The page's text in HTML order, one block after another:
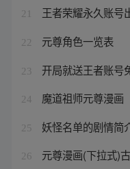
21 王者荣耀永久账号
22 元尊角色一览表
23 开局就送王者账号
24 魔道祖师元尊漫画
25 妖怪名单的剧情简
26 元尊漫画(下拉式)